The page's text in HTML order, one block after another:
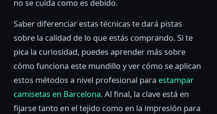
no se cuida como es debido.
Saber diferenciar estas técnicas te dará pistas
sobre la calidad de lo que estás comprando. Si te
pica la curiosidad, puedes aprender más sobre
cómo funciona este mundillo y ver cómo se aplican
estos métodos a nivel profesional para estampar
camisetas en Barcelona. Al final, la clave está en
fijarse tanto en el tejido como en la impresión para